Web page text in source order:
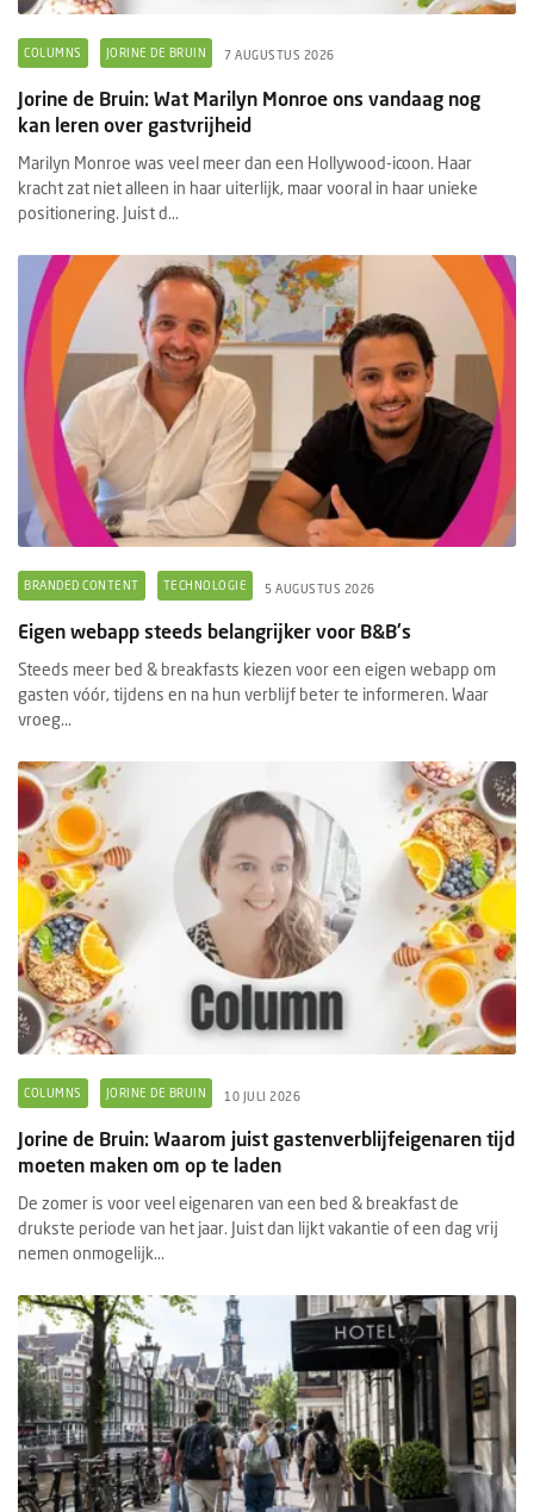
COLUMNS JORINE DE BRUIN 7 AUGUSTUS 2026
Jorine de Bruin: Wat Marilyn Monroe ons vandaag nog
kan leren over gastvrijheid
Marilyn Monroe was veel meer dan een Hollywood-icoon. Haar
kracht zat niet alleen in haar uiterlijk, maar vooral in haar unieke
positionering. Juist d...
BRANDED CONTENT TECHNOLOGIE 5 AUGUSTUS 2026
Eigen webapp steeds belangrijker voor B&B's
Steeds meer bed & breakfasts kiezen voor een eigen webapp om
gasten vóór, tijdens en na hun verblijf beter te informeren. Waar
vroeg...
COLUMNS JORINE DE BRUIN 10 JULI 2026
Jorine de Bruin: Waarom juist gastenverblijfeigenaren tijd
moeten maken om op te laden
De zomer is voor veel eigenaren van een bed & breakfast de
drukste periode van het jaar. Juist dan lijkt vakantie of een dag vrij
nemen onmogelijk...